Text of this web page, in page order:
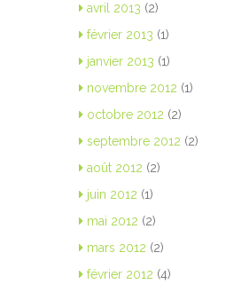
avril 2013 (2)
février 2013 (1)
janvier 2013 (1)
novembre 2012 (1)
octobre 2012 (2)
septembre 2012 (2)
août 2012 (2)
juin 2012 (1)
mai 2012 (2)
mars 2012 (2)
février 2012 (4)